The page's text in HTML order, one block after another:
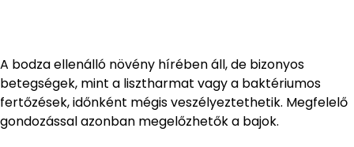
A bodza ellenálló növény hírében áll, de bizonyos
betegségek, mint a lisztharmat vagy a baktériumos
fertőzések, időnként mégis veszélyeztethetik. Megfelelő
gondozással azonban megelőzhetők a bajok.